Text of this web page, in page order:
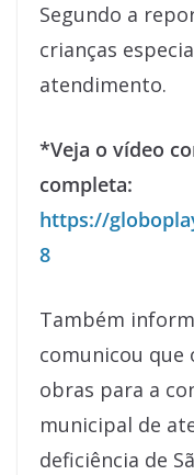
Segundo a
crianças
atendimento.
*Veja o vídeo
completa:
https://
8
Também
comunicou que
obras para a
municipal de
deficiência de